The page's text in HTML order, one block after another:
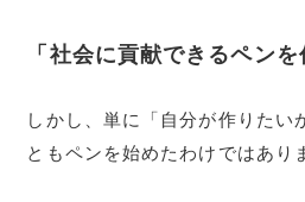
「社会に貢献できるペンを
しかし、単に「自分が作りたい
ともペンを始めたわけではあり